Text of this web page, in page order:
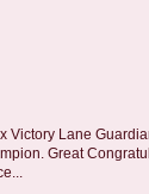
Victory Lane
Great